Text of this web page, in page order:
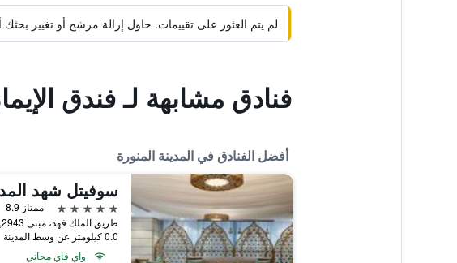
لم يتم العثور على تقييمات. حاول إزالة مرشح أو تغيير
فنادق مشابهة لـ فندق
أفضل الفنادق في المدينة المنورة
سوفيتل شهد
5 نجوم
ممتاز 8.9
0.0 كيلومتر عن وسط المدينة
واي فاي مجاني